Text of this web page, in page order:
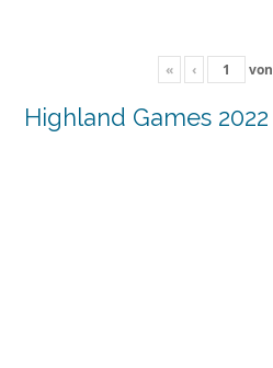
« ‹ von
Highland Games 2022